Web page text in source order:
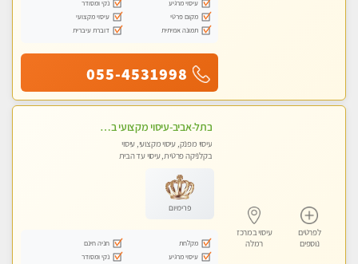
עיסוי מרגיע
נקי ומסודר
מקום פרטי
עיסוי מקצועי
תמונה אמיתית
דוברת עיברית
055-4531998
לפרטים
נוספים
עיסוי במרכז
רמלה
בתל-אביב-עיסוי מקצועי ברמה אחת מעל הכולל אבנים חמות רקמות עמוק בשילוב של כל סוגי העיסוי.
עיסוי מפנק, עיסוי מקצועי, עיסוי
בקלניקה פרטית, עיסוי עד הבית
פרימיום
מקלחת
חניה חינם
עיסוי מרגיע
נקי ומסודר